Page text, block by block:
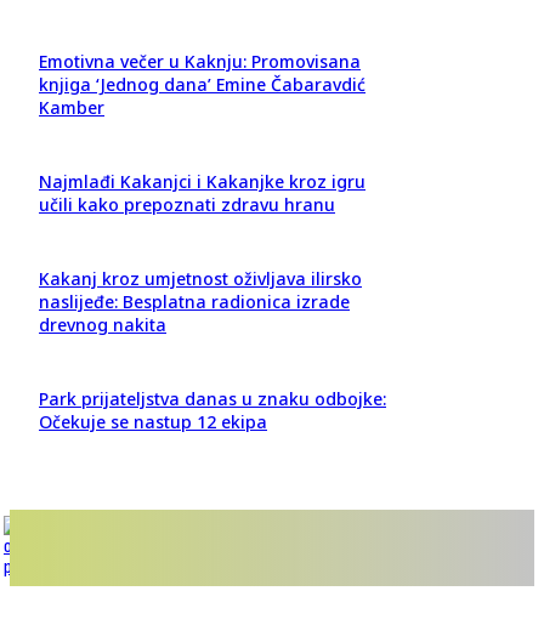
Emotivna večer u Kaknju: Promovisana
knjiga ‘Jednog dana’ Emine Čabaravdić
Kamber
Najmlađi Kakanjci i Kakanjke kroz igru
učili kako prepoznati zdravu hranu
Kakanj kroz umjetnost oživljava ilirsko
naslijeđe: Besplatna radionica izrade
drevnog nakita
Park prijateljstva danas u znaku odbojke:
Očekuje se nastup 12 ekipa